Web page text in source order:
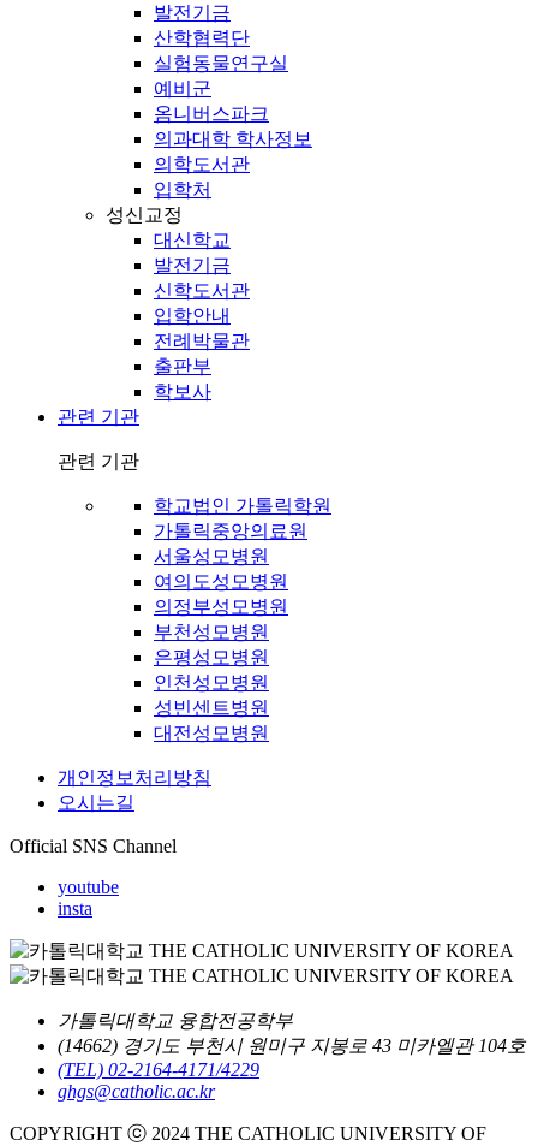
발전기금
산학협력단
실험동물연구실
예비군
옴니버스파크
의과대학 학사정보
의학도서관
입학처
성신교정
대신학교
발전기금
신학도서관
입학안내
전례박물관
출판부
학보사
관련 기관
관련 기관
학교법인 가톨릭학원
가톨릭중앙의료원
서울성모병원
여의도성모병원
의정부성모병원
부천성모병원
은평성모병원
인천성모병원
성빈센트병원
대전성모병원
개인정보처리방침
오시는길
Official SNS Channel
youtube
insta
가톨릭대학교 융합전공학부
(14662) 경기도 부천시 원미구 지봉로 43 미카엘관 104호
(TEL) 02-2164-4171/4229
ghgs@catholic.ac.kr
COPYRIGHT ⓒ 2024 THE CATHOLIC UNIVERSITY OF